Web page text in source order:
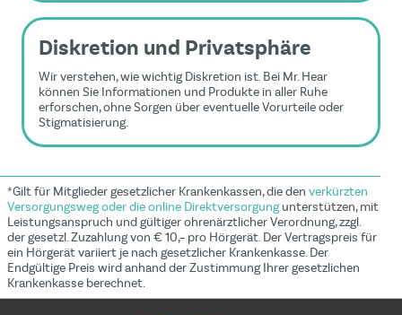
Diskretion und Privatsphäre
Wir verstehen, wie wichtig Diskretion ist. Bei Mr. Hear
können Sie Informationen und Produkte in aller Ruhe
erforschen, ohne Sorgen über eventuelle Vorurteile oder
Stigmatisierung.
*Gilt für Mitglieder gesetzlicher Krankenkassen, die den verkürzten
Versorgungsweg oder die online Direktversorgungunterstützen, mit
Leistungsanspruch und gültiger ohrenärztlicher Verordnung, zzgl.
der gesetzl. Zuzahlung von € 10,– pro Hörgerät. Der Vertragspreis für
ein Hörgerät variiert je nach gesetzlicher Krankenkasse. Der
Endgültige Preis wird anhand der Zustimmung Ihrer gesetzlichen
Krankenkasse berechnet.